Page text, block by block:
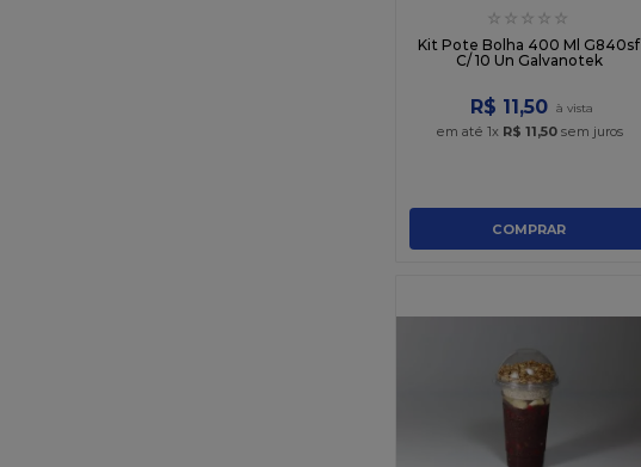
☆ ☆ ☆ ☆ ☆
Kit Pote Bolha 400 Ml G840sf
C/ 10 Un Galvanotek
R$ 11,50
em até 1x R$ 11,50sem juros
COMPRAR